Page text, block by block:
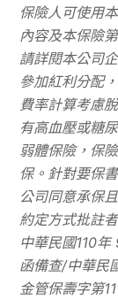
保險人可使用
內容及本保險
請詳閱本公司
參加紅利分配
費率計算考慮
有高血壓或糖
弱體保險，保
保。針對要保
公司同意承保
約定方式批註
中華民國110年
函備查/中華民
金管保壽字第